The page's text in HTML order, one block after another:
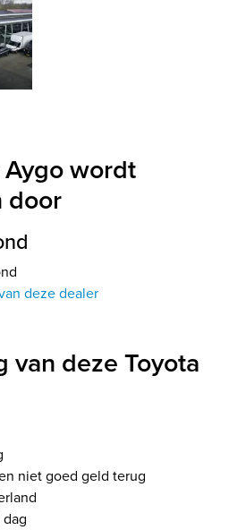
Aygo wordt
door
deze dealer
van deze Toyota
niet goed geld terug